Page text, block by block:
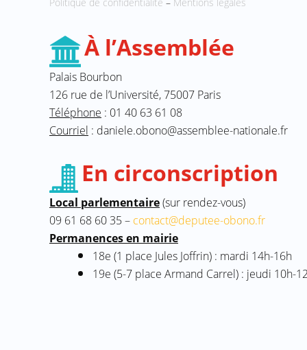
À l’Assemblée
Palais Bourbon
126 rue de l’Université, 75007 Paris
Téléphone : 01 40 63 61 08
Courriel : daniele.obono@assemblee-nationale.fr
En circonscription
Local parlementaire(sur rendez-vous)
09 61 68 60 35 – contact@deputee-obono.fr
Permanences en mairie
18e (1 place Jules Joffrin) : mardi 14h-16h
19e (5-7 place Armand Carrel) : jeudi 10h-